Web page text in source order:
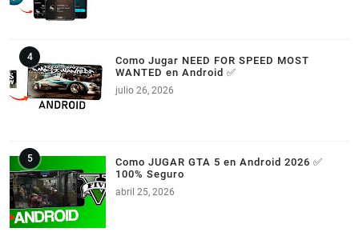
Como Jugar NEED FOR SPEED MOST
WANTED en Android ✅
julio 26, 2026
Como JUGAR GTA 5 en Android 2026 ✅
100% Seguro
abril 25, 2026